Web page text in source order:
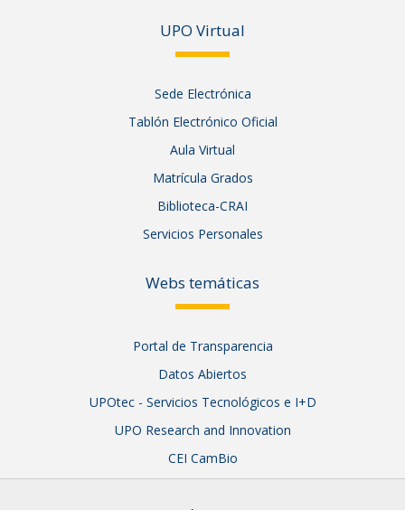
UPO Virtual
Sede Electrónica
Tablón Electrónico Oficial
Aula Virtual
Matrícula Grados
Biblioteca-CRAI
Servicios Personales
Webs temáticas
Portal de Transparencia
Datos Abiertos
UPOtec - Servicios Tecnológicos e I+D
UPO Research and Innovation
CEI CamBio